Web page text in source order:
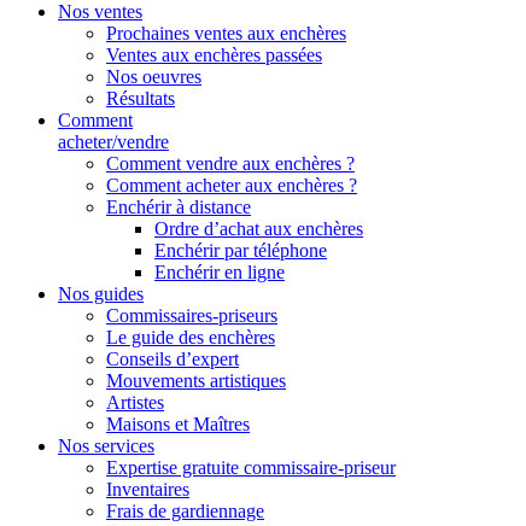
Nos ventes
Prochaines ventes aux enchères
Ventes aux enchères passées
Nos oeuvres
Résultats
Comment
acheter/vendre
Comment vendre aux enchères ?
Comment acheter aux enchères ?
Enchérir à distance
Ordre d’achat aux enchères
Enchérir par téléphone
Enchérir en ligne
Nos guides
Commissaires-priseurs
Le guide des enchères
Conseils d’expert
Mouvements artistiques
Artistes
Maisons et Maîtres
Nos services
Expertise gratuite commissaire-priseur
Inventaires
Frais de gardiennage